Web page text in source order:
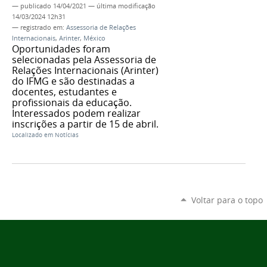
— publicado 14/04/2021 — última modificação
14/03/2024 12h31
— registrado em: Assessoria de Relações
Internacionais, Arinter, México
Oportunidades foram
selecionadas pela Assessoria de
Relações Internacionais (Arinter)
do IFMG e são destinadas a
docentes, estudantes e
profissionais da educação.
Interessados podem realizar
inscrições a partir de 15 de abril.
Localizado em Notícias
Voltar para o topo